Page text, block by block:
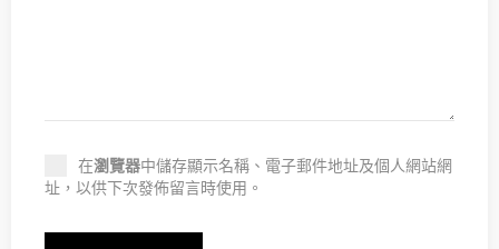
在瀏覽器中儲存顯示名稱、電子郵件地址及個人網站網
址，以供下次發佈留言時使用。